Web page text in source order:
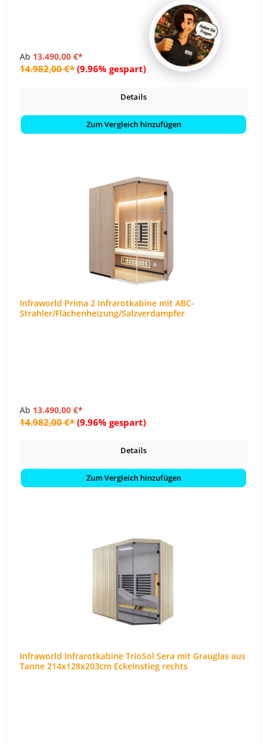
Ab 13.490,00 €*
14.982,00 €* (9.96% gespart)
Details
Zum Vergleich hinzufügen
Infraworld Prima 2 Infrarotkabine mit ABC-
Strahler/Flächenheizung/Salzverdampfer
Ab 13.490,00 €*
14.982,00 €* (9.96% gespart)
Details
Zum Vergleich hinzufügen
Infraworld Infrarotkabine TrioSol Sera mit Grauglas aus
Tanne 214x128x203cm Eckeinstieg rechts